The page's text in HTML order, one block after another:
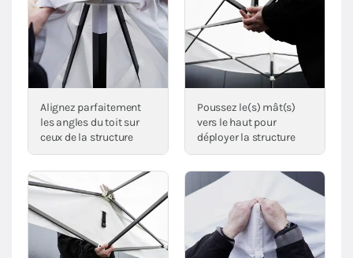
Alignez parfaitement
les angles du toit sur
ceux de la structure
Poussez le(s) mât(s)
vers le haut pour
déployer la structure